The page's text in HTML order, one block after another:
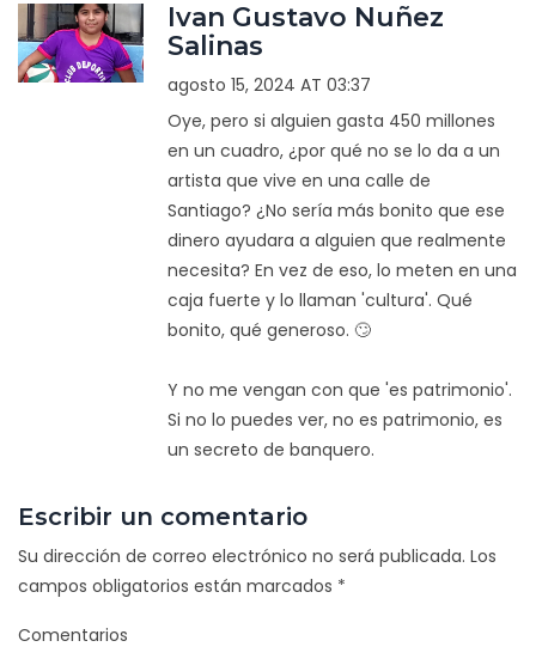
Ivan Gustavo Nuñez
Salinas
agosto 15, 2024 AT 03:37
Oye, pero si alguien gasta 450 millones
en un cuadro, ¿por qué no se lo da a un
artista que vive en una calle de
Santiago? ¿No sería más bonito que ese
dinero ayudara a alguien que realmente
necesita? En vez de eso, lo meten en una
caja fuerte y lo llaman 'cultura'. Qué
bonito, qué generoso. 🙄
Y no me vengan con que 'es patrimonio'.
Si no lo puedes ver, no es patrimonio, es
un secreto de banquero.
Escribir un comentario
Su dirección de correo electrónico no será publicada. Los
campos obligatorios están marcados *
Comentarios